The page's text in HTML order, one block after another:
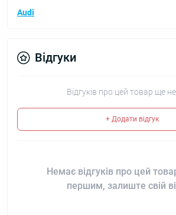
Audi
Відгуки
Відгуків про цей товар ще
+ Додати відгук
Немає відгуків про цей
першим, залиште свій